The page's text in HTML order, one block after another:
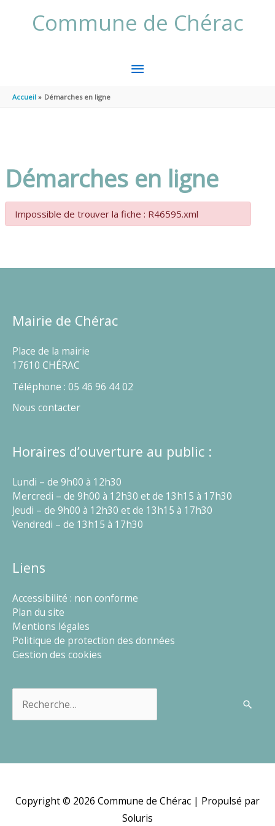
Commune de Chérac
MENU
Accueil Démarches en ligne
Démarches en ligne
Impossible de trouver la fiche : R46595.xml
Mairie de Chérac
Place de la mairie
17610 CHÉRAC
Téléphone : 05 46 96 44 02
Nous contacter
Horaires d’ouverture au public :
Lundi – de 9h00 à 12h30
Mercredi – de 9h00 à 12h30 et de 13h15 à 17h30
Jeudi – de 9h00 à 12h30 et de 13h15 à 17h30
Vendredi – de 13h15 à 17h30
Liens
Accessibilité : non conforme
Plan du site
Mentions légales
Politique de protection des données
Gestion des cookies
Copyright © 2026 Commune de Chérac | Propulsé par
Soluris